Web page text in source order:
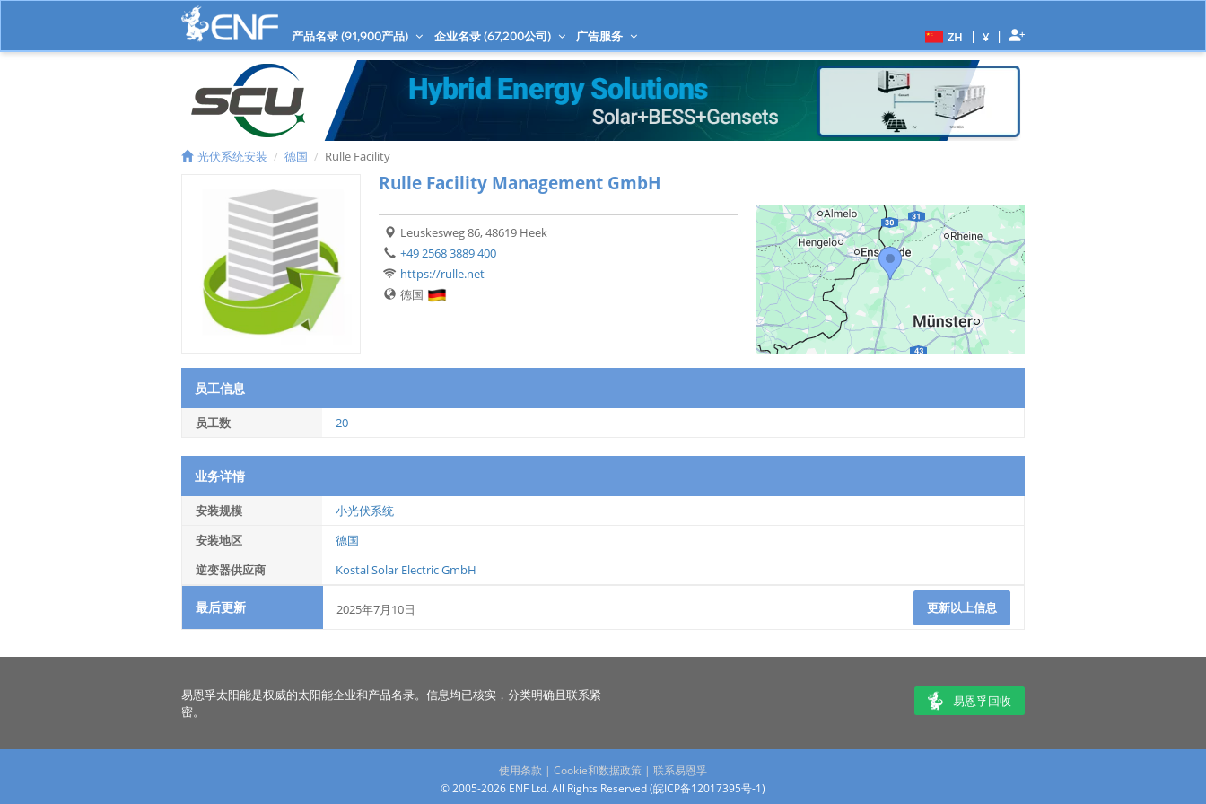
产品名录 (91,900产品) 企业名录 (67,200公司) 广告服务 ZH | ¥ |
光伏系统安装 德国 Rulle Facility
Rulle Facility Management GmbH
Leuskesweg 86, 48619 Heek
+49 2568 3889 400
https://rulle.net
德国
员工信息
员工数 20
业务详情
安装规模
小光伏系统
安装地区
德国
逆变器供应商
Kostal Solar Electric GmbH
最后更新 2025年7月10日 更新以上信息
易恩孚太阳能是权威的太阳能企业和产品名录。信息均已核实，分类明确且联系紧
密。
易恩孚回收
使用条款 | Cookie和数据政策 | 联系易恩孚
© 2005-2026 ENF Ltd. All Rights Reserved (皖ICP备12017395号-1)